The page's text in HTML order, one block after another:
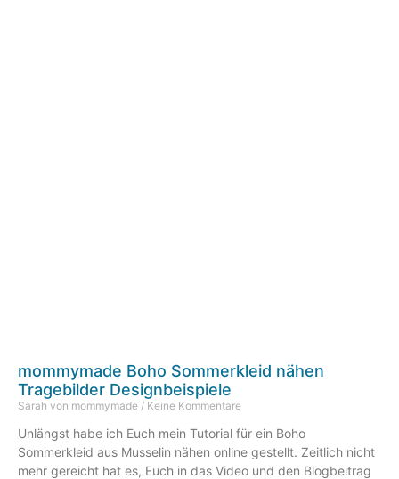
mommymade Boho Sommerkleid nähen
Tragebilder Designbeispiele
Sarah von mommymade Keine Kommentare
Unlängst habe ich Euch mein Tutorial für ein Boho
Sommerkleid aus Musselin nähen online gestellt. Zeitlich nicht
mehr gereicht hat es, Euch in das Video und den Blogbeitrag